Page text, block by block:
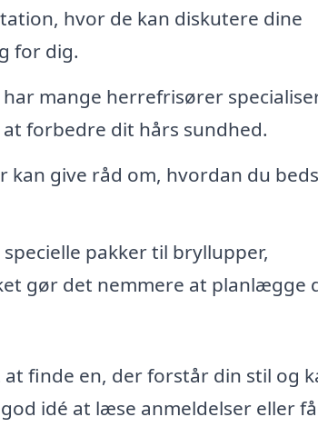
hvor de kan diskutere dine
for dig.
mange herrefrisører
forbedre dit hårs sundhed.
kan give råd om, hvordan du
pakker til bryllupper,
gør det nemmere at planlægge
finde en, der forstår din stil og
idé at læse anmeldelser eller få